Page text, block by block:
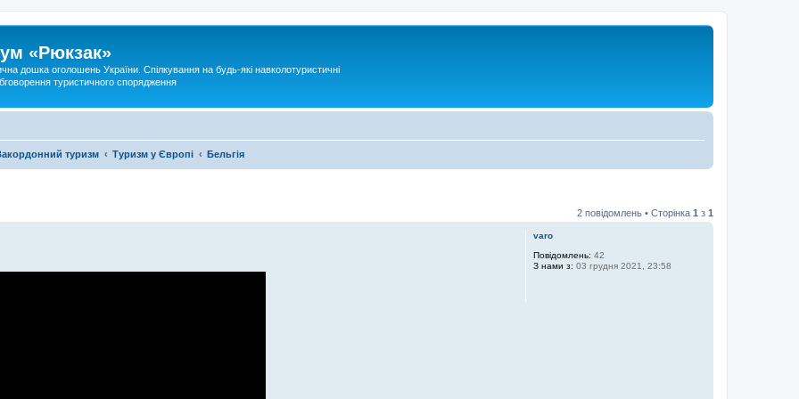
«Рюкзак»
дошка оголошень України. Спілкування на будь-які навколотуристичні
туристичного спорядження
туризм Туризм у Європі Бельгія
2 повідомлень • Сторінка 1 з 1
varo
Повідомлень: 42
З нами з: 03 грудня 2021, 23:58